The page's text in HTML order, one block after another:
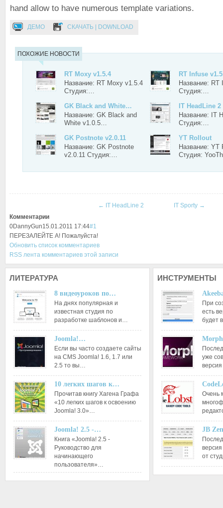
hand allow to have numerous template variations.
ДЕМО СКАЧАТЬ | DOWNLOAD
ПОХОЖИЕ НОВОСТИ
RT Moxy v1.5.4
Название: RT Moxy v1.5.4
Студия:…
RT Infuse
Название: RT
Студия:…
GK Black and White…
Название: GK Black and
White v1.0.5…
IT HeadLine 2
Название: IT
Студия:…
GK Postnote v2.0.11
Название: GK Postnote
v2.0.11 Студия:…
YT Rollout
Название: YT
Студия:
← IT HeadLine 2 IT Sporty →
Комментарии
0DannyGun15.01.2011 17:44#1
ПЕРЕЗАЛЕЙТЕ А! Пожалуйста!
Обновить список комментариев
RSS лента комментариев этой записи
ЛИТЕРАТУРА
8 видеоуроков по…
На днях популярная и
известная студия по
разработке шаблонов и…
Joomla!…
Если вы часто создаете сайты
на CMS Joomla! 1.6, 1.7 или
2.5 то вы…
10 легких шагов к…
Прочитав книгу Хагена Графа
«10 легких шагов к освоению
Joomla! 3.0»…
Joomla! 2.5 -…
Книга «Joomla! 2.5 -
Руководство для
начинающего
пользователя»…
ИНСТРУМЕНТЫ
При
есть
будет
уже
Очень
JB
от